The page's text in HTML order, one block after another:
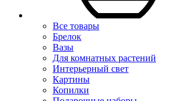
Все товары
Брелок
Вазы
Для комнатных растений
Интерьерный свет
Картины
Копилки